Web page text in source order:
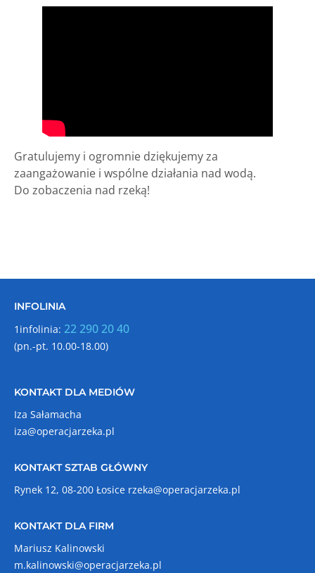
Gratulujemy i ogromnie dziękujemy za
zaangażowanie i wspólne działania nad wodą.
Do zobaczenia nad rzeką!
INFOLINIA
1infolinia: 22 290 20 40
(pn.-pt. 10.00-18.00)
KONTAKT DLA MEDIÓW
Iza Sałamacha
iza@operacjarzeka.pl
KONTAKT SZTAB GŁÓWNY
Rynek 12, 08-200 Łosice rzeka@operacjarzeka.pl
KONTAKT DLA FIRM
Mariusz Kalinowski
m.kalinowski@operacjarzeka.pl